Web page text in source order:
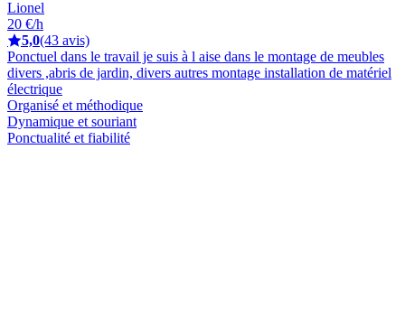
Lionel
20 €/h
5,0(43 avis)
Ponctuel dans le travail je suis à l aise dans le montage de meubles
divers ,abris de jardin, divers autres montage installation de matériel
électrique
Organisé et méthodique
Dynamique et souriant
Ponctualité et fiabilité